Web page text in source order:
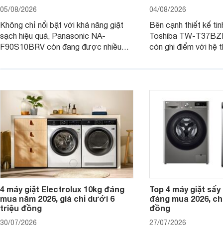
05/08/2026
Không chỉ nổi bật với khả năng giặt
sạch hiệu quả, Panasonic NA-
F90S10BRV còn đang được nhiều
giặt cửa trên 9kg.
04/08/2026
Bên cạnh thiết kế
Toshiba TW-
còn ghi điểm với hệ
giặt.
4 máy giặt Electrolux 10kg đáng
mua năm 2026, giá chỉ dưới 6
triệu đồng
30/07/2026
Top 4 máy giặt
đáng mua 2026,
đồng
27/07/2026